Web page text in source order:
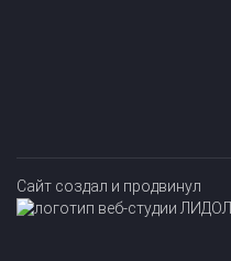
установку ГБО
Сайт создал и продвинул